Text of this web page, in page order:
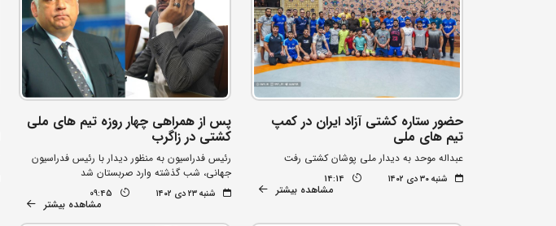
حضور ستاره کشتی آزاد ایران در کمپ
تیم های ملی
عبداله موحد به دیدار ملی پوشان کشتی رفت
شنبه ۳۰ دی ۱۴۰۲ 14:14
مشاهده بیشتر
پس از همراهی چهار روزه تیم های ملی
کشتی در زاگرب
رئیس فدراسیون به منظور دیدار با رئیس فدراسیون
جهانی، شب گذشته وارد صربستان شد
شنبه ۲۳ دی ۱۴۰۲ 09:45
مشاهده بیشتر